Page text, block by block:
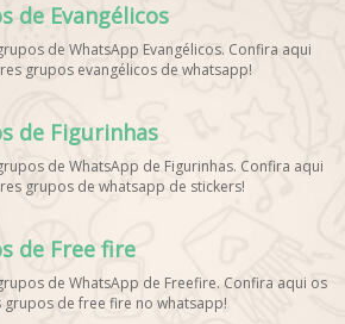
Esporte, Grupo WhatsApp Futebol, Link Grupo
WhatsApp, Grupo WhatsApp NBA,
de Evangélicos
de WhatsApp Evangélicos. Confira aqui
grupos evangélicos de whatsapp!
de Figurinhas
de WhatsApp de Figurinhas. Confira aqui
grupos de whatsapp de stickers!
de Free fire
de WhatsApp de Freefire. Confira aqui os
grupos de free fire no whatsapp!